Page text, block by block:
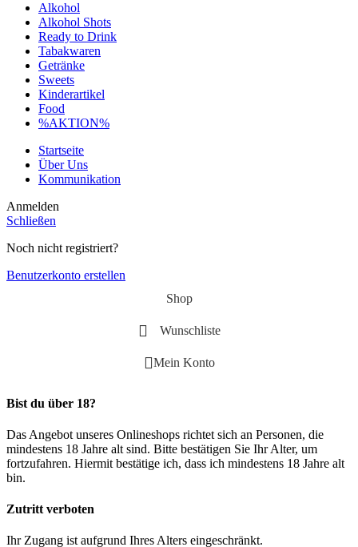
Alkohol
Alkohol Shots
Ready to Drink
Tabakwaren
Getränke
Sweets
Kinderartikel
Food
%AKTION%
Startseite
Über Uns
Kommunikation
Anmelden
Schließen
Noch nicht registriert?
Benutzerkonto erstellen
Shop
Wunschliste
Mein Konto
Bist du über 18?
Das Angebot unseres Onlineshops richtet sich an Personen, die
mindestens 18 Jahre alt sind. Bitte bestätigen Sie Ihr Alter, um
fortzufahren. Hiermit bestätige ich, dass ich mindestens 18 Jahre alt
bin.
Zutritt verboten
Ihr Zugang ist aufgrund Ihres Alters eingeschränkt.